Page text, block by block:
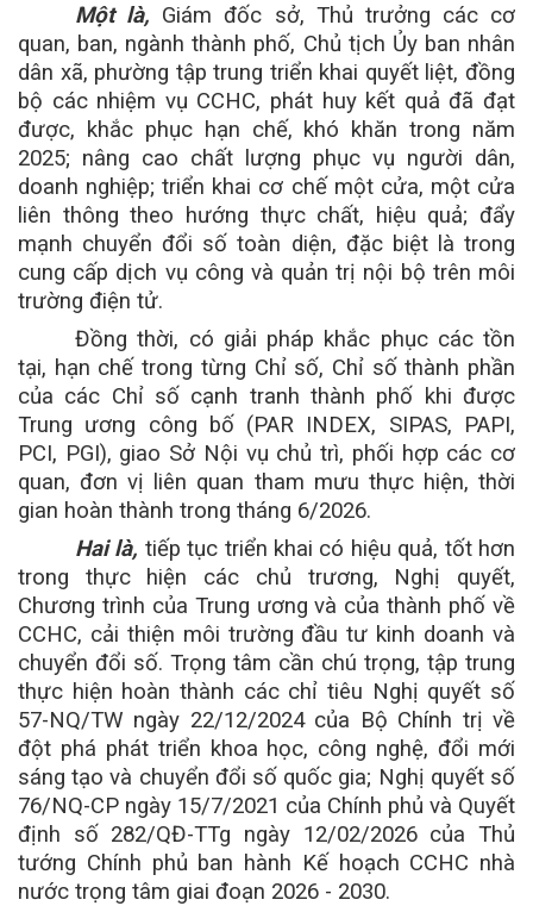
Một là, Giám đốc sở, Thủ trưởng các cơ
quan, ban, ngành thành phố, Chủ tịch Ủy ban nhân
dân xã, phường tập trung triển khai quyết liệt, đồng
bộ các nhiệm vụ CCHC, phát huy kết quả đã đạt
được, khắc phục hạn chế, khó khăn trong năm
2025; nâng cao chất lượng phục vụ người dân,
doanh nghiệp; triển khai cơ chế một cửa, một cửa
liên thông theo hướng thực chất, hiệu quả; đẩy
mạnh chuyển đổi số toàn diện, đặc biệt là trong
cung cấp dịch vụ công và quản trị nội bộ trên môi
trường điện tử.
Đồng thời, có giải pháp khắc phục các tồn
tại, hạn chế trong từng Chỉ số, Chỉ số thành phần
của các Chỉ số cạnh tranh thành phố khi được
Trung ương công bố (PAR INDEX, SIPAS, PAPI,
PCI, PGI), giao Sở Nội vụ chủ trì, phối hợp các cơ
quan, đơn vị liên quan tham mưu thực hiện, thời
gian hoàn thành trong tháng 6/2026.
Hai là, tiếp tục triển khai có hiệu quả, tốt hơn
trong thực hiện các chủ trương, Nghị quyết,
Chương trình của Trung ương và của thành phố về
CCHC, cải thiện môi trường đầu tư kinh doanh và
chuyển đổi số. Trọng tâm cần chú trọng, tập trung
thực hiện hoàn thành các chỉ tiêu Nghị quyết số
57-NQ/TW ngày 22/12/2024 của Bộ Chính trị về
đột phá phát triển khoa học, công nghệ, đổi mới
sáng tạo và chuyển đổi số quốc gia; Nghị quyết số
76/NQ-CP ngày 15/7/2021 của Chính phủ và Quyết
định số 282/QĐ-TTg ngày 12/02/2026 của Thủ
tướng Chính phủ ban hành Kế hoạch CCHC nhà
nước trọng tâm giai đoạn 2026 - 2030.